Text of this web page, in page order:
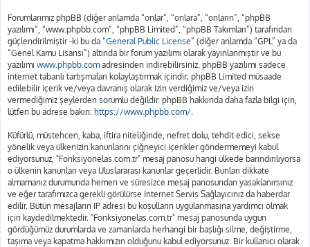
Forumlarımız phpBB (diğer anlamda “onlar”, “onlara”, “onların”, “phpBB
yazılımı”, “www.phpbb.com”, “phpBB Limited”, “phpBB Takımları”) tarafından
güçlendirilmiştir -ki bu da “General Public License” (diğer anlamda “GPL” ya da
“Genel Kamu Lisansı”) altında bir forum yazılımı olarak yayınlanmıştır ve bu
yazılımı www.phpbb.com adresinden indirebilirsiniz. phpBB yazılımı sadece
internet tabanlı tartışmaları kolaylaştırmak içindir; phpBB Limited müsaade
edilebilir içerik ve/veya davranış olarak izin verdiğimiz ve/veya izin
vermediğimiz şeylerden sorumlu değildir. phpBB hakkında daha fazla bilgi için,
lütfen bu adrese bakın: https://www.phpbb.com/.
Küfürlü, müstehcen, kaba, iftira niteliğinde, nefret dolu, tehdit edici, sekse
yönelik veya ülkenizin kanunlarını çiğneyici içerikler göndermemeyi kabul
ediyorsunuz, "Fonksiyonelas.com.tr" mesaj panosu hangi ülkede barındırılıyorsa
o ülkenin kanunları veya Uluslararası kanunlar geçerlidir. Bunları dikkate
almamanız durumunda hemen ve süresizce mesaj panosundan yasaklanırsınız
ve eğer tarafımızca gerekli görülürse İnternet Servis Sağlayıcınız da haberdar
edilir. Bütün mesajların IP adresi bu koşulların uygulanmasına yardımcı olmak
için kaydedilmektedir. "Fonksiyonelas.com.tr" mesaj panosunda uygun
gördüğümüz durumlarda ve zamanlarda herhangi bir başlığı silme, değiştirme,
taşıma veya kapatma hakkımızın olduğunu kabul ediyorsunuz. Bir kullanıcı olarak